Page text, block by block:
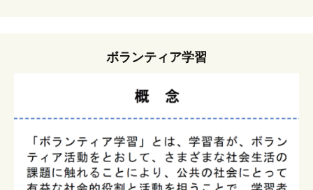
ボランティア学習